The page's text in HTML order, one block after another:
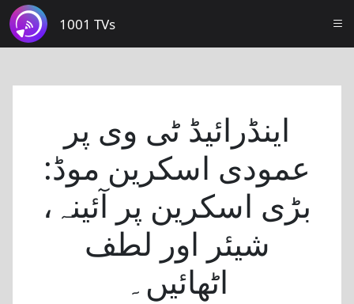
1001 TVs
اینڈرائیڈ ٹی وی پر
عمودی اسکرین موڈ:
بڑی اسکرین پر آئینہ،
شیئر اور لطف
اٹھائیں۔